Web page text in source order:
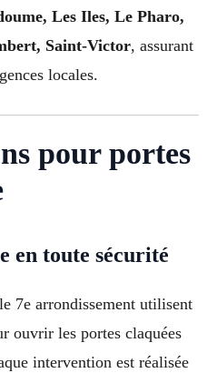
Les Iles, Le Pharo,
Saint-Victor, assurant
locales.
pour portes
en toute sécurité
7e arrondissement utilisent
ouvrir les portes claquées
intervention est réalisée